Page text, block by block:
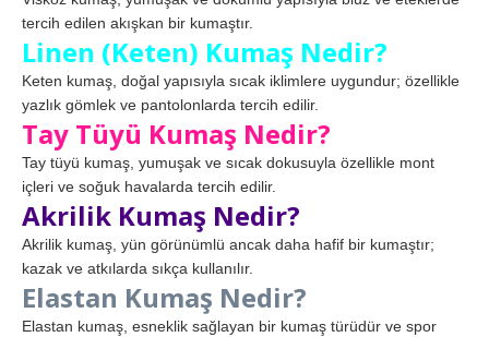
tercih edilen akışkan bir kumaştır.
Linen (Keten) Kumaş Nedir?
Keten kumaş, doğal yapısıyla sıcak iklimlere uygundur; özellikle
yazlık gömlek ve pantolonlarda tercih edilir.
Tay Tüyü Kumaş Nedir?
Tay tüyü kumaş, yumuşak ve sıcak dokusuyla özellikle mont
içleri ve soğuk havalarda tercih edilir.
Akrilik Kumaş Nedir?
Akrilik kumaş, yün görünümlü ancak daha hafif bir kumaştır;
kazak ve atkılarda sıkça kullanılır.
Elastan Kumaş Nedir?
Elastan kumaş, esneklik sağlayan bir kumaş türüdür ve spor